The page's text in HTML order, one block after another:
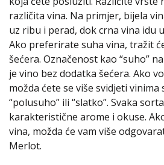
različita vina. Na primjer, bijela
uz ribu i perad, dok crna vina idu
Ako preferirate suha vina, tražit
šećera. Označenost kao “suho”
je vino bez dodatka šećera. Ako
možda ćete se više svidjeti vinima
“polusuho” ili “slatko”. Svaka
karakteristične arome i okuse.
vina, možda će vam više
Merlot.